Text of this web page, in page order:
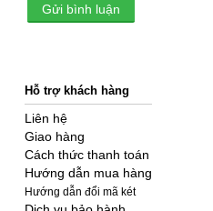
Gửi bình luận
Hỗ trợ khách hàng
Liên hệ
Giao hàng
Cách thức thanh toán
Hướng dẫn mua hàng
Hướng dẫn đổi mã két